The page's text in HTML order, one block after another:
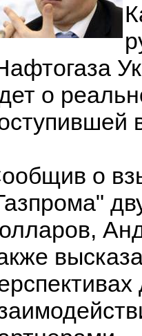
о
о